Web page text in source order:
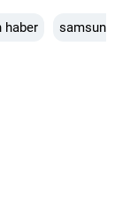
haber
samsun